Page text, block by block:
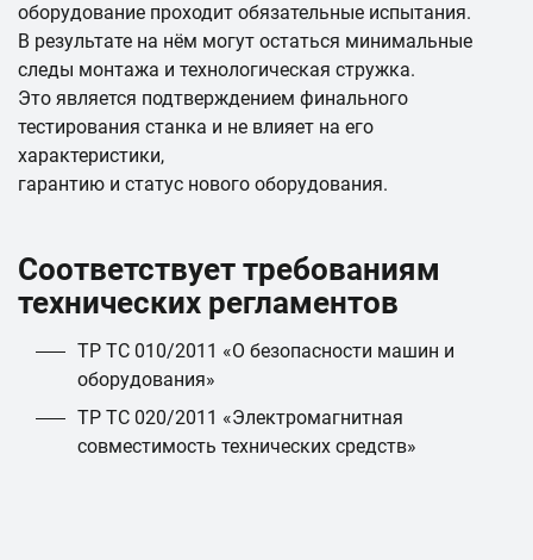
оборудование проходит обязательные испытания.
В результате на нём могут остаться минимальные
следы монтажа и технологическая стружка.
Это является подтверждением финального
тестирования станка и не влияет на его
характеристики,
гарантию и статус нового оборудования.
Соответствует требованиям
технических регламентов
ТР ТС 010/2011 «О безопасности машин и
оборудования»
ТР ТС 020/2011 «Электромагнитная
совместимость технических средств»